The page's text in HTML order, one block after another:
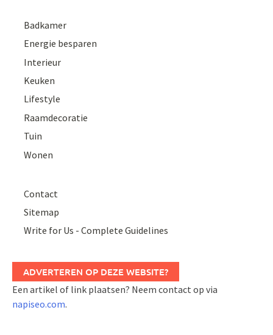
Badkamer
Energie besparen
Interieur
Keuken
Lifestyle
Raamdecoratie
Tuin
Wonen
Contact
Sitemap
Write for Us - Complete Guidelines
ADVERTEREN OP DEZE WEBSITE?
Een artikel of link plaatsen? Neem contact op via
napiseo.com.